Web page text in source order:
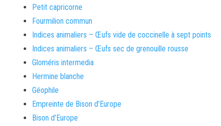
Petit capricorne
Fourmilion commun
Indices animaliers – Œufs vide de coccinelle à sept points
Indices animaliers – Œufs sec de grenouille rousse
Gloméris intermedia
Hermine blanche
Géophile
Empreinte de Bison d’Europe
Bison d’Europe